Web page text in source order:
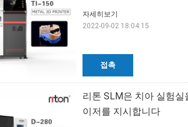
접촉
자세히보기
2022-09-02 18:04:15
리톤 SLM은 치아 실험
이저를 지시합니다